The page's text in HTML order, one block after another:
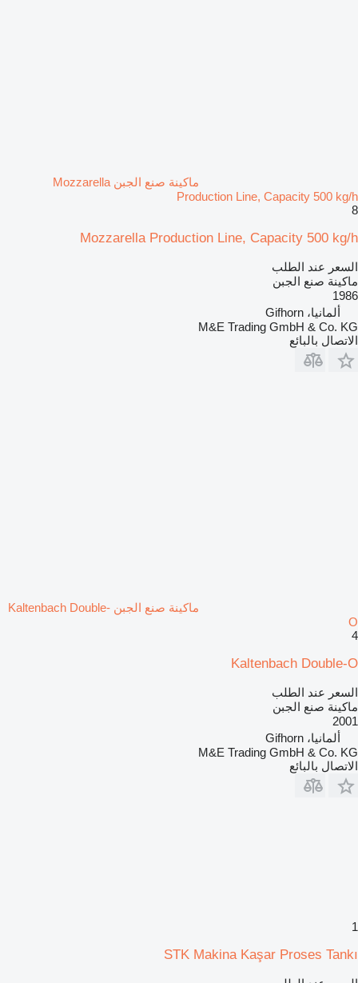
ماكينة صنع الجبن Mozzarella
Production Line, Capacity 500 kg/h
8
Mozzarella Production Line, Capacity 500 kg/h
السعر عند الطلب
ماكينة صنع الجبن
1986
ألمانيا، Gifhorn
M&E Trading GmbH & Co. KG
الاتصال بالبائع
ماكينة صنع الجبن Kaltenbach Double-
O
4
Kaltenbach Double-O
السعر عند الطلب
ماكينة صنع الجبن
2001
ألمانيا، Gifhorn
M&E Trading GmbH & Co. KG
الاتصال بالبائع
1
STK Makina Kaşar Proses Tankı